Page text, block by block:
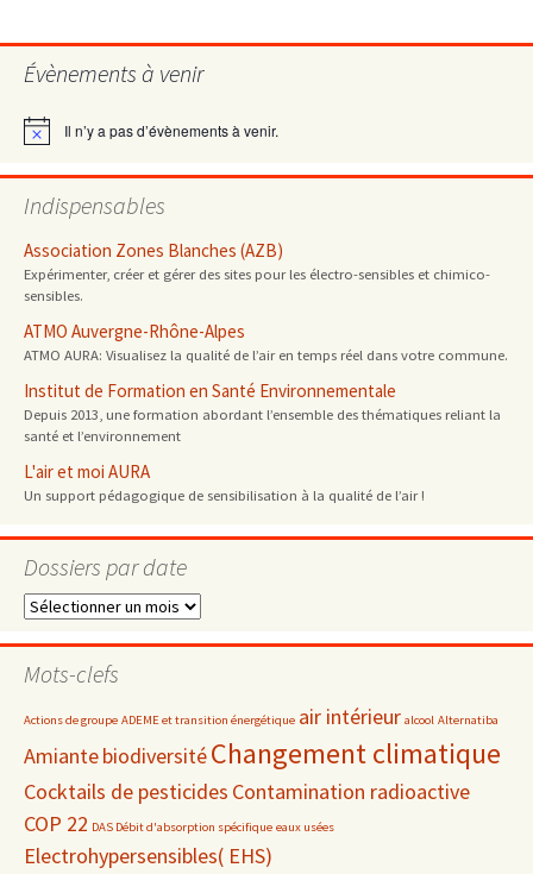
des
articles
Évènements à venir
Notice Il n’y a pas d’évènements à venir.
Indispensables
Association Zones Blanches (AZB)
Expérimenter, créer et gérer des sites pour les électro-sensibles et chimico-
sensibles.
ATMO Auvergne-Rhône-Alpes
ATMO AURA: Visualisez la qualité de l’air en temps réel dans votre commune.
Institut de Formation en Santé Environnementale
Depuis 2013, une formation abordant l’ensemble des thématiques reliant la
santé et l’environnement
L'air et moi AURA
Un support pédagogique de sensibilisation à la qualité de l’air !
Dossiers par date
Dossiers
date
Mots-clefs
Actions de groupe ADEME et transition énergétique air intérieur alcool Alternatiba
AmiantebiodiversitéChangement climatique
Cocktails de pesticides Contamination radioactive
COP 22 DAS Débit d'absorption spécifique eaux usées
Electrohypersensibles( EHS)